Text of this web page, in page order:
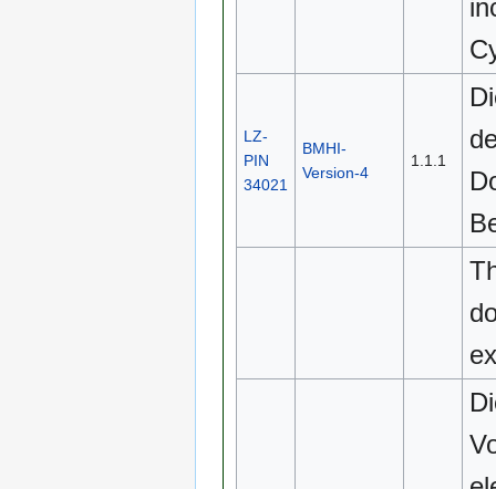
LZ-
PIN
34021
BMHI-
Version-4
1.1.1